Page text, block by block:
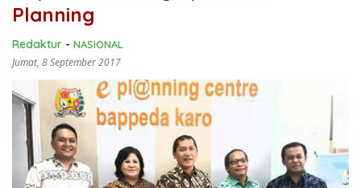
Planning
Redaktur - NASIONAL
Jumat, 8 September 2017